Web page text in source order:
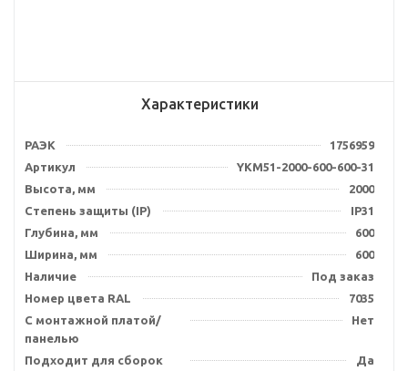
Характеристики
РАЭК
1756959
Артикул
YKM51-2000-600-600-31
Высота, мм
2000
Степень защиты (IP)
IP31
Глубина, мм
600
Ширина, мм
600
Наличие
Под заказ
Номер цвета RAL
7035
С монтажной платой/
панелью
Нет
Подходит для сборок
Да